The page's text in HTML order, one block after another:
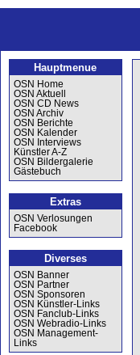
Hauptmenue
OSN Home
OSN Aktuell
OSN CD News
OSN Archiv
OSN Berichte
OSN Kalender
OSN Interviews
Künstler A-Z
OSN Bildergalerie
Gästebuch
Extras
OSN Verlosungen
Facebook
Diverses
OSN Banner
OSN Partner
OSN Sponsoren
OSN Künstler-Links
OSN Fanclub-Links
OSN Webradio-Links
OSN Management-
Links